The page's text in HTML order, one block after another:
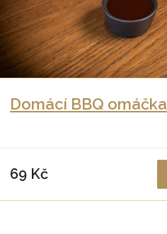
Domácí BBQ omáčka
69 Kč